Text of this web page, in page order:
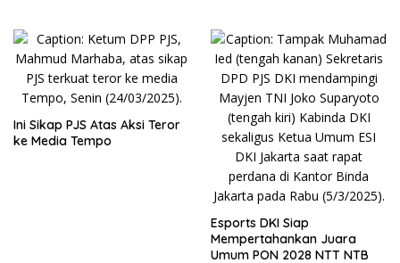
Pengadilan HAM
Ini Sikap PJS Atas Aksi Teror
ke Media Tempo
Esports DKI Siap
Mempertahankan Juara
Umum PON 2028 NTT NTB